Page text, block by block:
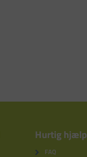
Hurtig hjælp
FAQ